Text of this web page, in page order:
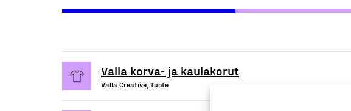
Valla korva- ja kaulakorut
Valla Creative, Tuote